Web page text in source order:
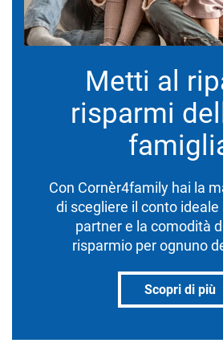
Metti al
risparmi
Con Cornèr4family hai la
di scegliere il conto ideale
partner e la comodità
risparmio per ognuno
Scopri di più